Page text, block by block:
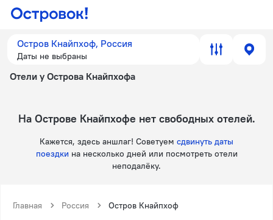
Остров Кнайпхоф, Россия
Даты не выбраны
Отели у Острова Кнайпхофа
на Острове Кнайпхофе нет свободных отелей.
Кажется, здесь аншлаг! Советуем сдвинуть даты
поездки на несколько дней или посмотреть отели
неподалёку.
Главная Россия Остров Кнайпхоф